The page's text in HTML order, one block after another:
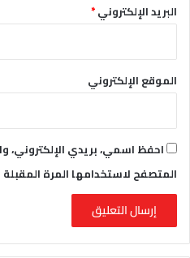
البريد الإلكتروني*
الموقع الإلكتروني
احفظ اسمي، بريدي الإلكتروني،
المتصفح لاستخدامها المرة